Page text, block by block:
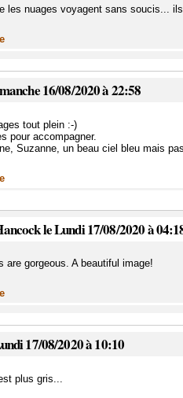
les nuages voyagent sans soucis...
16/08/2020 à 22:58
tout plein :-)
pour accompagner.
Suzanne, un beau ciel bleu mais
le Lundi 17/08/2020 à
are gorgeous. A beautiful image!
17/08/2020 à 10:10
plus gris...